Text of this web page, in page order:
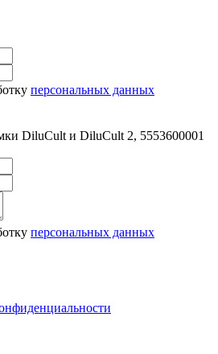
персональных данных
DiluCult и DiluCult 2, 5553600001
персональных данных